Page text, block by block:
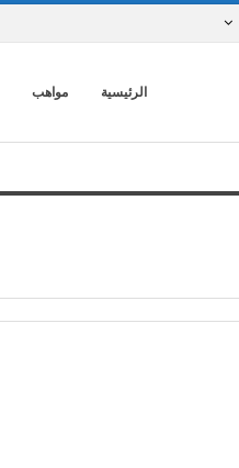
الرئيسية مواهب